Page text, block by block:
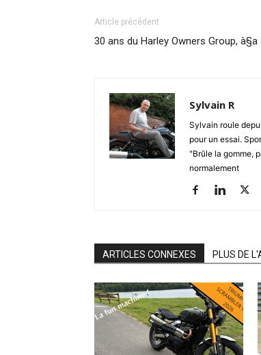
Article précédent
30 ans du Harley Owners Group, à§a
Sylvain R
Sylvain roule
pour un essai.
"Brûle la gomme,
normalement
ARTICLES CONNEXES PLUS DE